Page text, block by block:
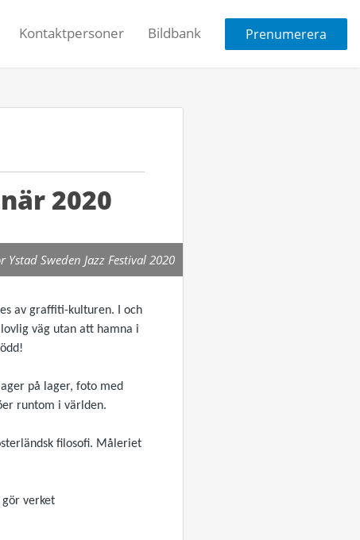
Kontaktpersoner Bildbank Prenumerera
2020
Sweden Jazz Festival 2020
av graffiti-kulturen. I och
väg utan att hamna i
på lager, foto med
runtom i världen.
filosofi. Måleriet
verket